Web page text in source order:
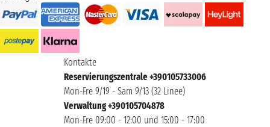
Kontakte
Reservierungszentrale +390105733006
Mon-Fre 9/19 - Sam 9/13 (32 Linee)
Verwaltung +390105704878
Mon-Fre 09:00 - 12:00 und 15:00 - 17:00